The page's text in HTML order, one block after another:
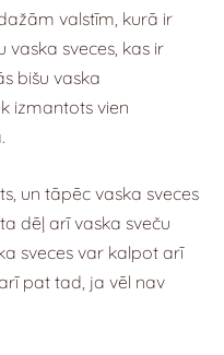
valstīm, kurā ir
vaska sveces, kas ir
bišu vaska
izmantots vien
un tāpēc vaska sveces
dēļ arī vaska sveču
sveces var kalpot arī
pat tad, ja vēl nav